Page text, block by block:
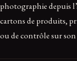
photographie depuis
cartons de produits,
ou de contrôle sur son